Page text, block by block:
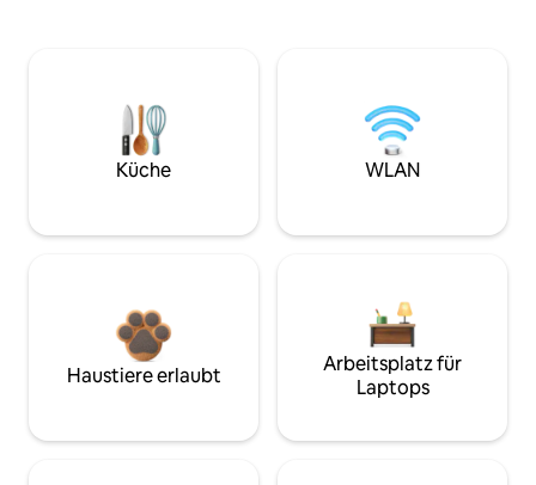
Küche WLAN
Haustiere erlaubt
Arbeitsplatz für
Laptops